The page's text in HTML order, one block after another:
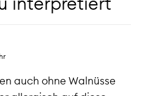
auch ohne Walnüsse